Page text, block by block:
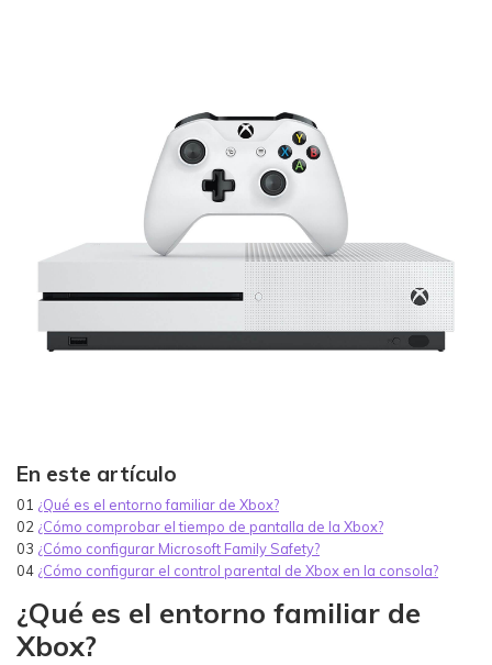
En este artículo
01 ¿Qué es el entorno familiar de Xbox?
02 ¿Cómo comprobar el tiempo de pantalla de la Xbox?
03 ¿Cómo configurar Microsoft Family Safety?
04 ¿Cómo configurar el control parental de Xbox en la consola?
¿Qué es el entorno familiar de
Xbox?